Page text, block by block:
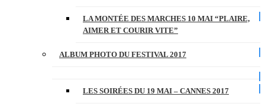
LA MONTÉE DES MARCHES 10 MAI “PLAIRE,
AIMER ET COURIR VITE”
ALBUM PHOTO DU FESTIVAL 2017
LES SOIRÉES DU 19 MAI – CANNES 2017